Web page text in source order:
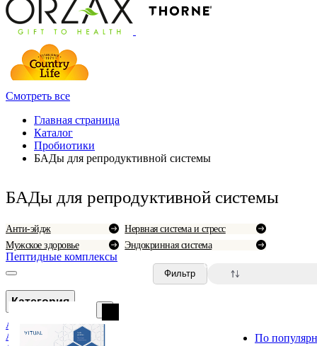
Смотреть все
Главная страница
Каталог
Пробиотики
БАДы для репродуктивной системы
БАДы для репродуктивной системы
Анти-эйдж
Мужское здоровье
Нервная система и стресс
Эндокринная система
Пептидные комплексы
Категория
Аллергия
Анемия и болезни крови
Фильтр
0
По